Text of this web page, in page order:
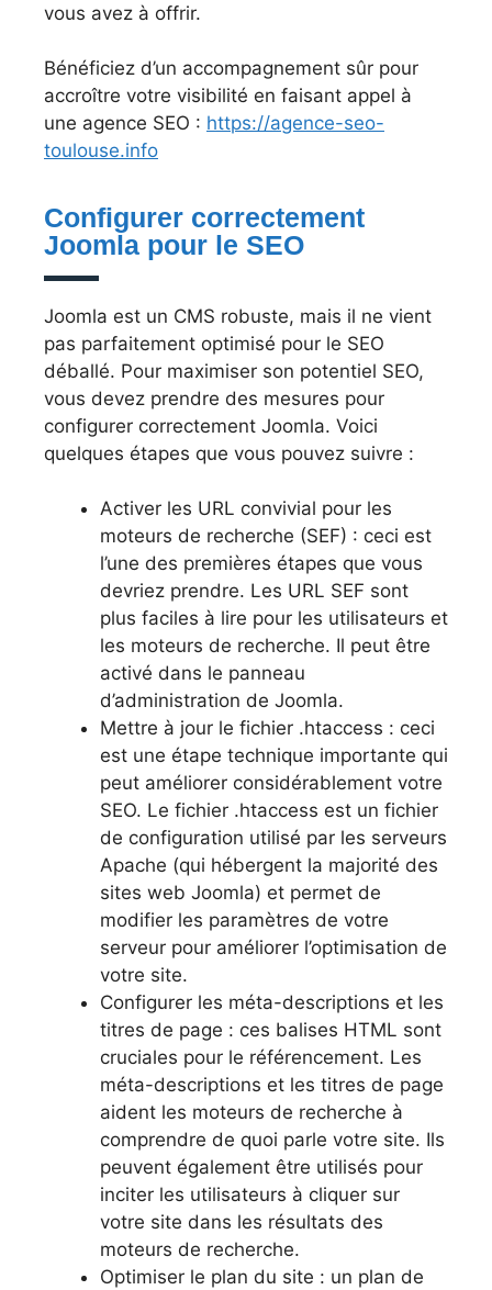
vous avez à offrir.
Bénéficiez d’un accompagnement sûr pour
accroître votre visibilité en faisant appel à
une agence SEO : https://agence-seo-
toulouse.info
Configurer correctement
Joomla pour le SEO
Joomla est un CMS robuste, mais il ne vient
pas parfaitement optimisé pour le SEO
déballé. Pour maximiser son potentiel SEO,
vous devez prendre des mesures pour
configurer correctement Joomla. Voici
quelques étapes que vous pouvez suivre :
Activer les URL convivial pour les
moteurs de recherche (SEF) : ceci est
l’une des premières étapes que vous
devriez prendre. Les URL SEF sont
plus faciles à lire pour les utilisateurs et
les moteurs de recherche. Il peut être
activé dans le panneau
d’administration de Joomla.
Mettre à jour le fichier .htaccess : ceci
est une étape technique importante qui
peut améliorer considérablement votre
SEO. Le fichier .htaccess est un fichier
de configuration utilisé par les serveurs
Apache (qui hébergent la majorité des
sites web Joomla) et permet de
modifier les paramètres de votre
serveur pour améliorer l’optimisation de
votre site.
Configurer les méta-descriptions et les
titres de page : ces balises HTML sont
cruciales pour le référencement. Les
méta-descriptions et les titres de page
aident les moteurs de recherche à
comprendre de quoi parle votre site. Ils
peuvent également être utilisés pour
inciter les utilisateurs à cliquer sur
votre site dans les résultats des
moteurs de recherche.
Optimiser le plan du site : un plan de